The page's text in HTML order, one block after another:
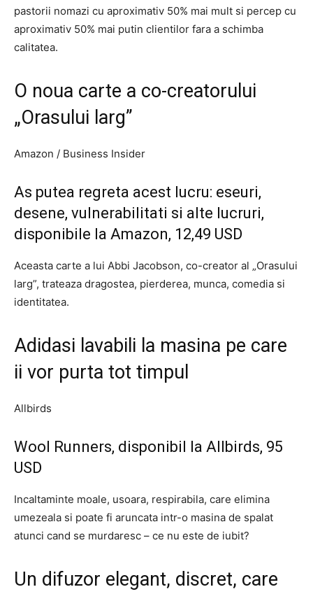
pastorii nomazi cu aproximativ 50% mai mult si percep cu
aproximativ 50% mai putin clientilor fara a schimba
calitatea.
O noua carte a co-creatorului
„Orasului larg”
Amazon / Business Insider
As putea regreta acest lucru: eseuri,
desene, vulnerabilitati si alte lucruri,
disponibile la Amazon, 12,49 USD
Aceasta carte a lui Abbi Jacobson, co-creator al „Orasului
larg”, trateaza dragostea, pierderea, munca, comedia si
identitatea.
Adidasi lavabili la masina pe care
ii vor purta tot timpul
Allbirds
Wool Runners, disponibil la Allbirds, 95
USD
Incaltaminte moale, usoara, respirabila, care elimina
umezeala si poate fi aruncata intr-o masina de spalat
atunci cand se murdaresc – ce nu este de iubit?
Un difuzor elegant, discret, care